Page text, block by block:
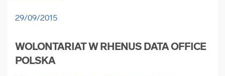
Niszczenie nośników informacji
29/09/2015
WOLONTARIAT W RHENUS DATA OFFICE
POLSKA